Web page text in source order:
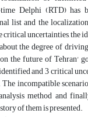
Delphi (RTD) has
list and the
uncertainties, the
the degree of
the future of Tehran'
and 3 critical
incompatible
method and
of them is presented.